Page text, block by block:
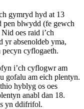
gymryd hyd at 13
pen blwydd (fe gewch
oes raid i’ch
absenoldeb yma,
pecyn cyflogaeth.
i’ch cyflogwr am
gofalu am eich plentyn.
hyblyg os oes
anabl dan 18.
yn ddifrifol.